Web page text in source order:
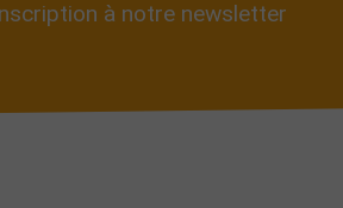
à notre newsletter